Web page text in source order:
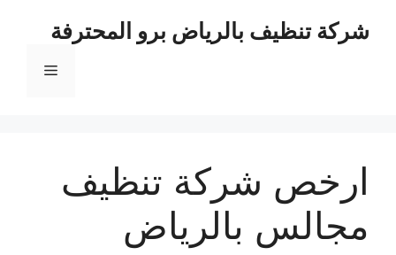
شركة تنظيف بالرياض برو المحترفة
القائمة
ارخص شركة تنظيف
مجالس بالرياض